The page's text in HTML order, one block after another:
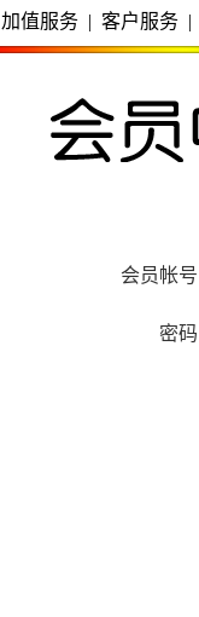
加值服务 | 客户服务 |
会员帐号
密码